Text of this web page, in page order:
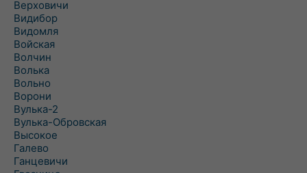
Верховичи
Видибор
Видомля
Войская
Волчин
Волька
Вольно
Ворони
Вулька-2
Вулька-Обровская
Высокое
Галево
Ганцевичи